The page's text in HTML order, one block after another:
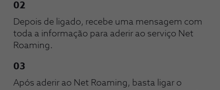
02
Depois de ligado, recebe uma mensagem com
toda a informação para aderir ao serviço Net
Roaming.
03
Após aderir ao Net Roaming, basta ligar o